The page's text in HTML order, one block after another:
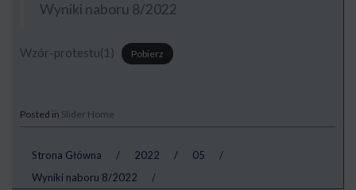
Wyniki naboru 8/2022
Wzór-protestu(1) Pobierz
Posted in Slider Home
Strona Główna / 2022 / 05
/
Wyniki naboru 8/2022
/